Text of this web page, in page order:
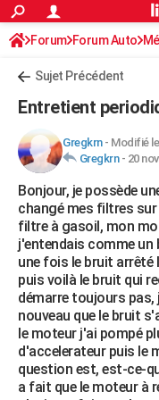
ACTUALITÉS
Politique
Société
Faits Divers
Education
Monde
Villes
+
Retraite
Impôts
Epargne
Immobilier
Risques naturels par ville
Banque
Assurance
Crédit
AUTO
Essais
Réserver un essai
Citadines
Berlines
SUV
Forum auto
+HIGH-TECH
Mobiles
Meilleur smartphone
Internet
Ordinateurs
Jeux vidéo
Guide high-tech
+BRICOLAGE
Forum
Aménagement intérieur
Extérieur
Cuisine
Salle de bains
Jardinage
Rangement
WEEK-END
Guides de France
Week-end nature
LIFESTYLE
Art de vivre
Bien-être
Loisirs
ModeModes de vie
SANTE
Alimentation
Guide de la santé
Maladies
Médicaments
Sommeil
VOYAGE
Forum Forum Auto
Sujet Précédent
Entretient
Gregkrn- Modifié le
Gregkrn- 20
Bonjour, je possède
changé mes filtres
filtre à gasoil, mon
j'entendais comme
une fois le bruit arrêté
puis voilà le bruit qui
démarre toujours pas,
nouveau que le bruit
le moteur j'ai pompé
d'accelerateur puis le
question est, est-ce-
a fait que le moteur à